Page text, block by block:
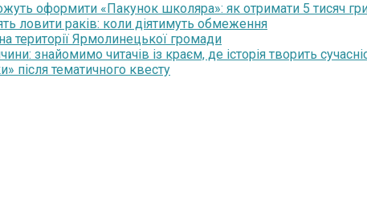
оформити «Пакунок школяра»: як отримати 5 тисяч
ловити раків: коли діятимуть обмеження
території Ярмолинецької громади
знайомимо читачів із краєм, де історія творить
після тематичного квесту